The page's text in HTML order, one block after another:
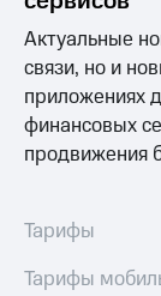
ПАО
"МТС"
Актуальные
связи, но и
приложениях
финансовых
продвижения
Тарифы
Тарифы